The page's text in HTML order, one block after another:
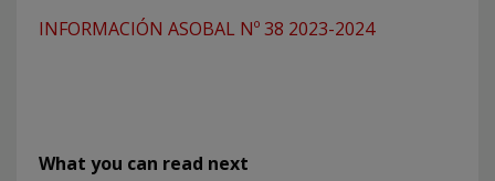
INFORMACIÓN ASOBAL Nº 38 2023-2024
What you can read next